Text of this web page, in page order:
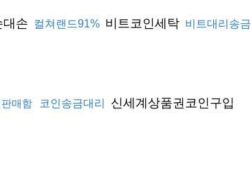
대손 컬쳐랜드91% 비트코인세탁 비트대리송금
매함 코인송금대리 신세계상품권코인구입